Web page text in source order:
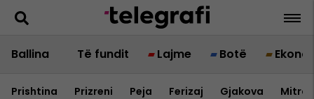
Ballina Të fundit Lajme Botë
Prishtina Prizreni Peja Ferizaj Gjakova